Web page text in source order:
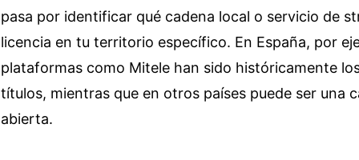
pasa por identificar qué cadena local o servicio de
licencia en tu territorio específico. En España, por
plataformas como Mitele han sido históricamente
títulos, mientras que en otros países puede ser una
abierta.